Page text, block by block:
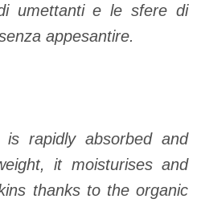
umettanti e le sfere di
appesantire.
rapidly absorbed and
it moisturises and
thanks to the organic